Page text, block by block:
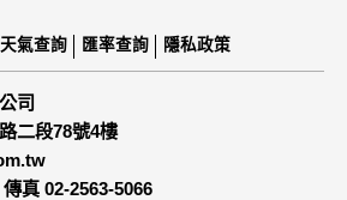
天氣查詢 匯率查詢 隱私政策
司
二段78號4樓
真 02-2563-5066